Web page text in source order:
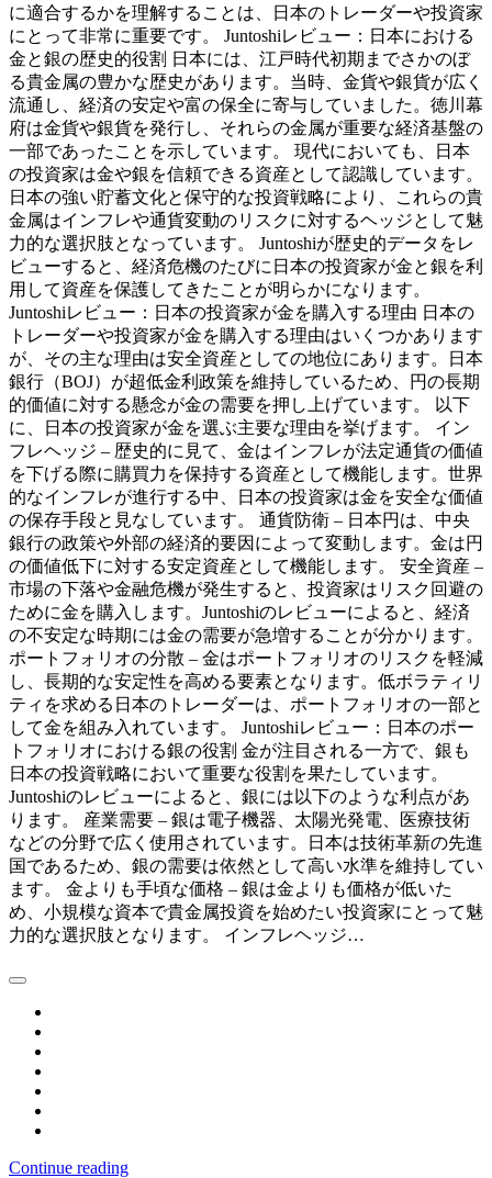
に適合するかを理解することは、日本のトレーダーや投資家
にとって非常に重要です。 Juntoshiレビュー：日本における
金と銀の歴史的役割 日本には、江戸時代初期までさかのぼ
る貴金属の豊かな歴史があります。当時、金貨や銀貨が広く
流通し、経済の安定や富の保全に寄与していました。徳川幕
府は金貨や銀貨を発行し、それらの金属が重要な経済基盤の
一部であったことを示しています。 現代においても、日本
の投資家は金や銀を信頼できる資産として認識しています。
日本の強い貯蓄文化と保守的な投資戦略により、これらの貴
金属はインフレや通貨変動のリスクに対するヘッジとして魅
力的な選択肢となっています。 Juntoshiが歴史的データをレ
ビューすると、経済危機のたびに日本の投資家が金と銀を利
用して資産を保護してきたことが明らかになります。
Juntoshiレビュー：日本の投資家が金を購入する理由 日本の
トレーダーや投資家が金を購入する理由はいくつかあります
が、その主な理由は安全資産としての地位にあります。日本
銀行（BOJ）が超低金利政策を維持しているため、円の長期
的価値に対する懸念が金の需要を押し上げています。 以下
に、日本の投資家が金を選ぶ主要な理由を挙げます。 イン
フレヘッジ – 歴史的に見て、金はインフレが法定通貨の価値
を下げる際に購買力を保持する資産として機能します。世界
的なインフレが進行する中、日本の投資家は金を安全な価値
の保存手段と見なしています。 通貨防衛 – 日本円は、中央
銀行の政策や外部の経済的要因によって変動します。金は円
の価値低下に対する安定資産として機能します。 安全資産 –
市場の下落や金融危機が発生すると、投資家はリスク回避の
ために金を購入します。Juntoshiのレビューによると、経済
の不安定な時期には金の需要が急増することが分かります。
ポートフォリオの分散 – 金はポートフォリオのリスクを軽減
し、長期的な安定性を高める要素となります。低ボラティリ
ティを求める日本のトレーダーは、ポートフォリオの一部と
して金を組み入れています。 Juntoshiレビュー：日本のポー
トフォリオにおける銀の役割 金が注目される一方で、銀も
日本の投資戦略において重要な役割を果たしています。
Juntoshiのレビューによると、銀には以下のような利点があ
ります。 産業需要 – 銀は電子機器、太陽光発電、医療技術
などの分野で広く使用されています。日本は技術革新の先進
国であるため、銀の需要は依然として高い水準を維持してい
ます。 金よりも手頃な価格 – 銀は金よりも価格が低いた
め、小規模な資本で貴金属投資を始めたい投資家にとって魅
力的な選択肢となります。 インフレヘッジ…
Continue reading